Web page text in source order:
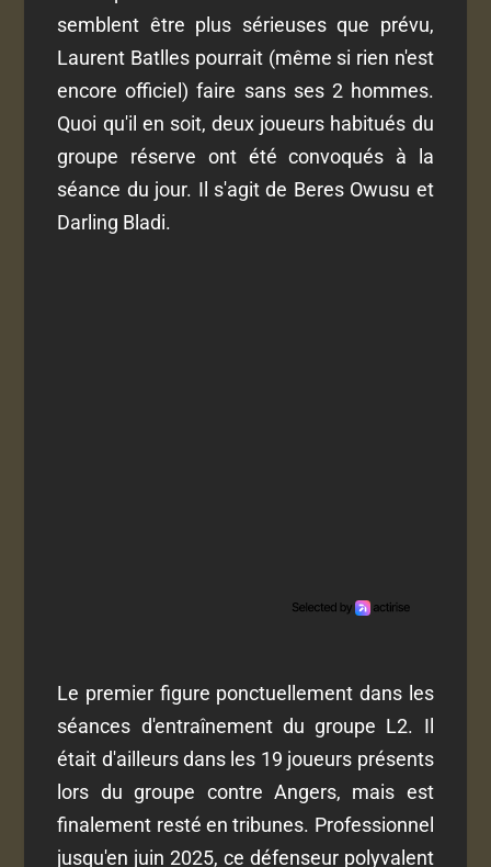
semblent être plus sérieuses que prévu,
Laurent Batlles pourrait (même si rien n'est
encore officiel) faire sans ses 2 hommes.
Quoi qu'il en soit, deux joueurs habitués du
groupe réserve ont été convoqués à la
séance du jour. Il s'agit de Beres Owusu et
Darling Bladi.
Le premier figure ponctuellement dans les
séances d'entraînement du groupe L2. Il
était d'ailleurs dans les 19 joueurs présents
lors du groupe contre Angers, mais est
finalement resté en tribunes. Professionnel
jusqu'en juin 2025, ce défenseur polyvalent